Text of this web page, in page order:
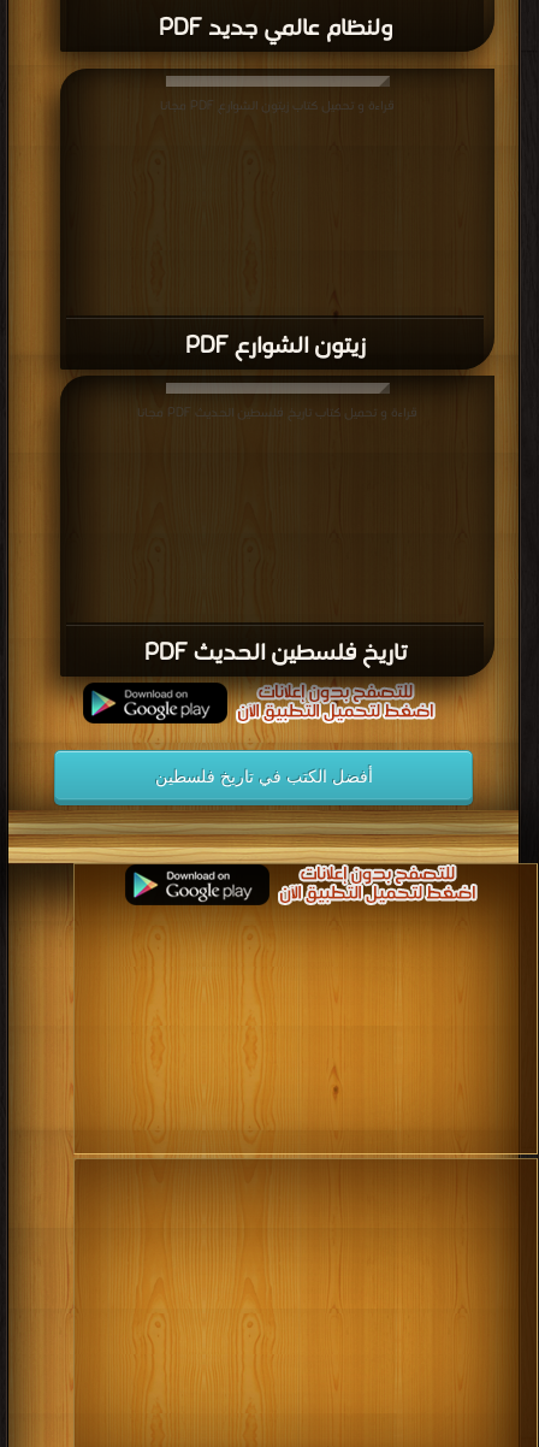
ولنظام عالمي جديد PDF
زيتون الشوارع PDF
قراءة و تحميل كتاب زيتون الشوارع PDF مجانا
تاريخ فلسطين الحديث PDF
قراءة و تحميل كتاب تاريخ فلسطين الحديث PDF مجانا
أفضل الكتب في تاريخ فلسطين